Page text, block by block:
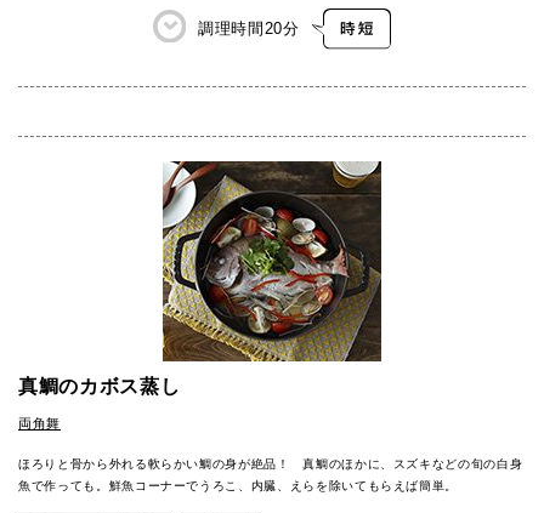
調理時間 20分
真鯛のカボス蒸し
両角舞
ほろりと骨から外れる軟らかい鯛の身が絶品！ 真鯛のほかに、スズキなどの旬の白身
魚で作っても。鮮魚コーナーでうろこ、内臓、えらを除いてもらえば簡単。